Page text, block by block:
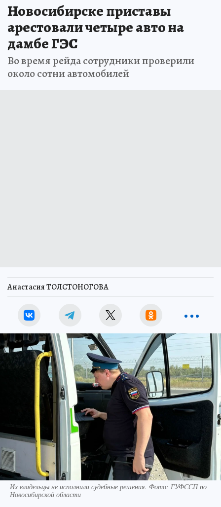
Новосибирске приставы
арестовали четыре авто на
дамбе ГЭС
Во время рейда сотрудники проверили
около сотни автомобилей
Анастасия ТОЛСТОНОГОВА
Их владельцы не исполнили судебные решения. Фото: ГУФССП по
Новосибирской области